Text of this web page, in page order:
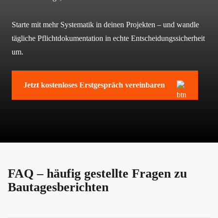
Starte mit mehr Systematik in deinen Projekten – und wandle
tägliche Pflichtdokumentation in echte Entscheidungssicherheit
um.
Jetzt kostenloses Erstgespräch vereinbaren
FAQ – häufig gestellte Fragen zu
Bautagesberichten